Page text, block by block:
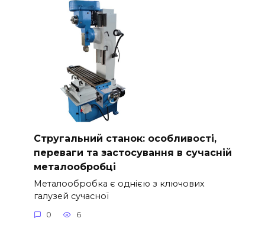
Стругальний станок: особливості,
переваги та застосування в сучасній
металообробці
Металообробка є однією з ключових
галузей сучасної
0 6